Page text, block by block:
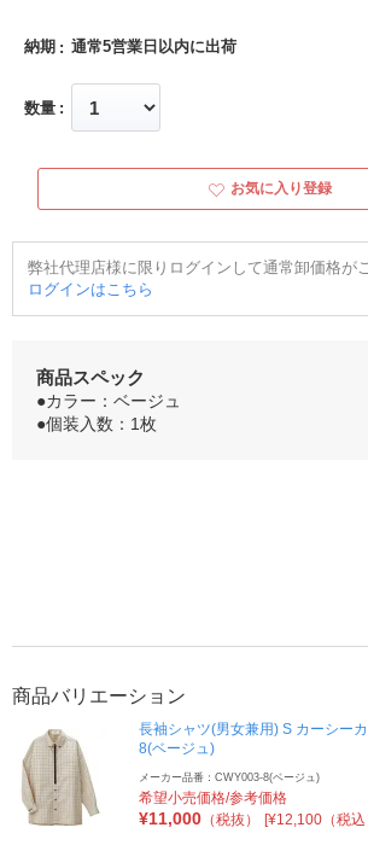
納期 通常5営業日以内に出荷
数量
お気に入り登録
弊社代理店様に限りログインして通常卸価格が
ログインはこちら
商品スペック
●カラー：ベージュ
●個装入数：1枚
商品バリエーション
長袖シャツ(男女兼用) S カーシー
8(ベージュ)
メーカー品番：CWY003-8(ベージュ)
希望小売価格/参考価格
¥11,000 （税抜） [¥12,100（税込